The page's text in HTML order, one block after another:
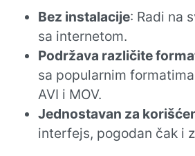
Bez instalacije: Radi na
sa internetom.
Podržava različite
sa popularnim
AVI i MOV.
Jednostavan za
interfejs, pogodan čak i